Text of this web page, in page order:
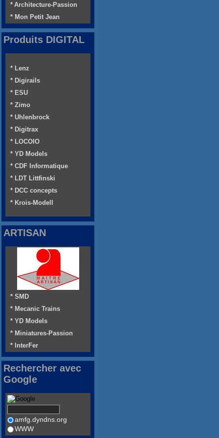
* Architecture-Passion
* Mon Petit Jean
Produits DIGITAL
* Lenz
* Digirails
* ESU
* Zimo
* Uhlenbrock
* Digitrax
* LOCOIO
* YD Models
* CDF Informatique
* LDT Littfinski
* DCC concepts
* Krois-Modell
ARTISAN
* SMD
* Mecanic Trains
* YD Models
* Miniatures-Passion
* InterFer
Rechercher avec
Google
amfg.dyndns.org
WWW